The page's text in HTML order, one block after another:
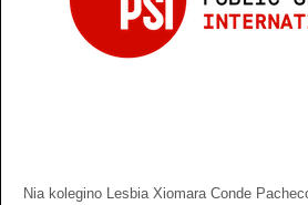
Nia kolegino Lesbia Xiomara Conde